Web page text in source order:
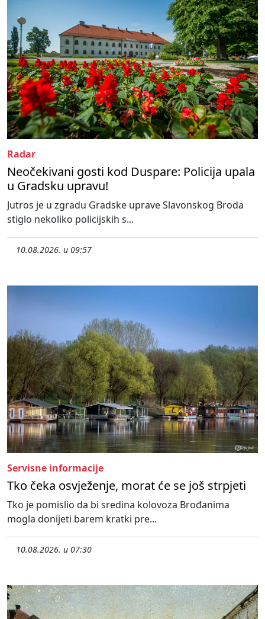
Radar
Neočekivani gosti kod Duspare: Policija upala
u Gradsku upravu!
Jutros je u zgradu Gradske uprave Slavonskog Broda
stiglo nekoliko policijskih s...
10.08.2026. u 09:57
Servisne informacije
Tko čeka osvježenje, morat će se još strpjeti
Tko je pomislio da bi sredina kolovoza Brođanima
mogla donijeti barem kratki pre...
10.08.2026. u 07:30